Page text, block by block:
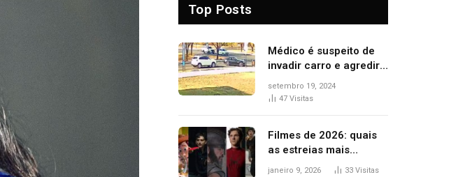
Top Posts
Médico é suspeito de
invadir carro e agredir
delegado aposentado
durante confusão no
setembro 19, 2024
47 Visitas
Filmes de 2026: quais
as estreias mais
aguardadas do ano?
janeiro 9, 2026 33 Visitas